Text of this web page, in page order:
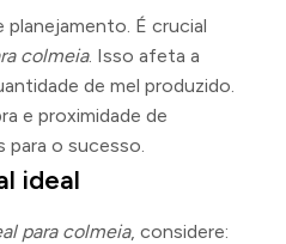
planejamento. É crucial
colmeia. Isso afeta a
de mel produzido.
e proximidade de
para o sucesso.
ideal
para colmeia, considere: